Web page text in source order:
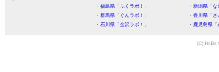
・福島県「ふくラボ！」
・新潟県「
・群馬県「ぐんラボ！」
・香川県「
・石川県「金沢ラボ！」
・鹿児島県
(C) HitBit